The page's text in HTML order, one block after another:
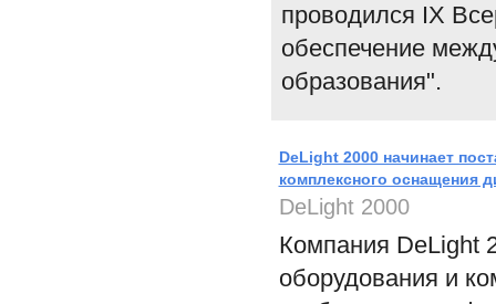
проводился IX
обеспечение
образования".
DeLight 2000 начинает
комплексного оснащения
DeLight 2000
Компания DeLight
оборудования и